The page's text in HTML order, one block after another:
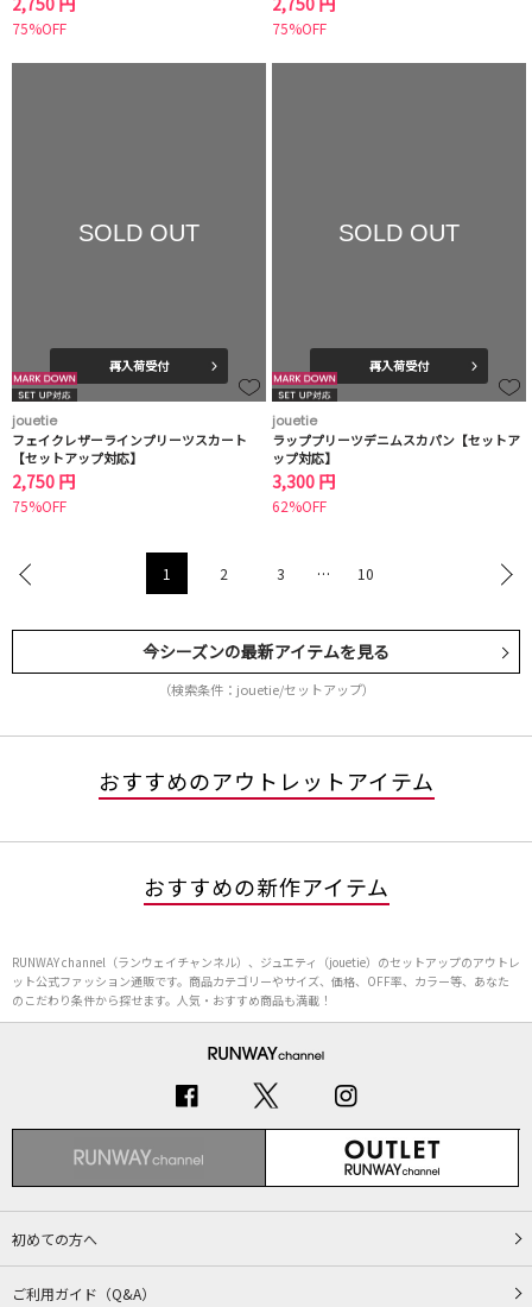
75%OFF 75%OFF
SOLD OUT
再入荷受付
jouetie
フェイクレザーラインプリーツスカート
【セットアップ対応】
2,750 円
75%OFF
SOLD OUT
再入荷受付
jouetie
ラッププリーツデニムスカパン【セットア
ップ対応】
3,300 円
62%OFF
1 2 3 … 10
今シーズンの最新アイテムを見る
（検索条件：jouetie/セットアップ）
おすすめのアウトレットアイテム
おすすめの新作アイテム
RUNWAY channel（ランウェイチャンネル）、ジュエティ（jouetie）のセットアップのアウトレ
ット公式ファッション通販です。商品カテゴリーやサイズ、価格、OFF率、カラー等、あなた
のこだわり条件から探せます。人気・おすすめ商品も満載！
初めての方へ
ご利用ガイド（Q&A）